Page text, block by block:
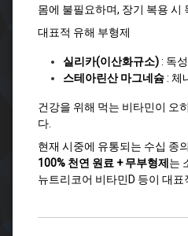
몸에 불필요하며, 장기 복용 시
대표적 유해 부형제
실리카(이산화규소): 독
스테아린산 마그네슘: 체
건강을 위해 먹는 비타민이 오
다.
현재 시중에 유통되는 수십 종
100% 천연 원료 + 무부형제 는
뉴트리코어 비타민D 등이 대표